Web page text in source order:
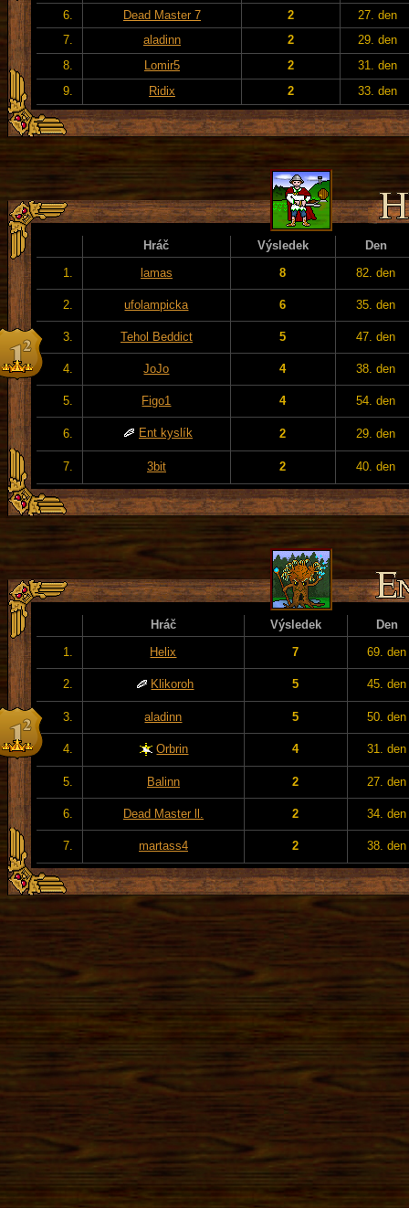
6.
Dead Master 7 2
27. den
7.
aladinn 2
29. den
8.
Lomir5 2
31. den
9.
Ridix 2 33. den
Hráč Výsledek
Den
1.
lamas 8 82. den
2. ufolampicka 6 35. den
3. Tehol Beddict 5 47. den
4. JoJo 4 38. den
5. Figo1 4 54. den
6. Ent kyslík 2 29. den
7. 3bit 2 40. den
Hráč Výsledek
Den
1.
Helix 7 69. den
2. Klikoroh 5 45. den
3. aladinn 5 50. den
4. Orbrin 4 31. den
5. Balinn 2 27. den
6. Dead Master ll. 2 34. den
7. martass4 2 38. den